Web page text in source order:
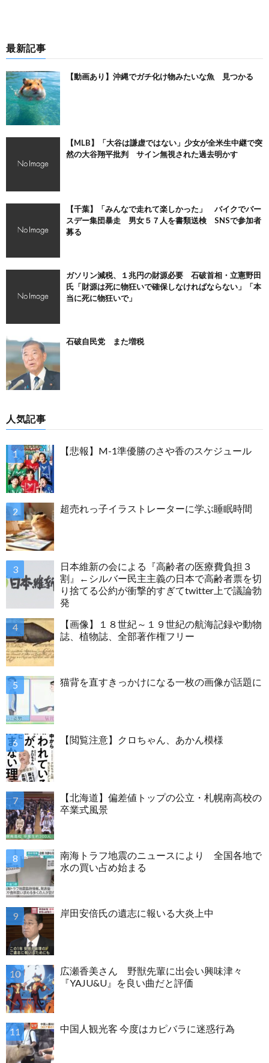
最新記事
【動画あり】沖縄でガチ化け物みたいな魚 見つかる
【MLB】「大谷は謙虚ではない」少女が全米生中継で突
然の大谷翔平批判 サイン無視された過去明かす
【千葉】「みんなで走れて楽しかった」 バイクでバー
スデー集団暴走 男女５７人を書類送検 SNSで参加者
募る
ガソリン減税、１兆円の財源必要 石破首相・立憲野田
氏「財源は死に物狂いで確保しなければならない」「本
当に死に物狂いで」
石破自民党 また増税
人気記事
【悲報】M-1準優勝のさや香のスケジュール
超売れっ子イラストレーターに学ぶ睡眠時間
日本維新の会による『高齢者の医療費負担３
割』←シルバー民主主義の日本で高齢者票を切
り捨てる公約が衝撃的すぎてtwitter上で議論勃
発
【画像】１８世紀～１９世紀の航海記録や動物
誌、植物誌、全部著作権フリー
猫背を直すきっかけになる一枚の画像が話題に
【閲覧注意】クロちゃん、あかん模様
【北海道】偏差値トップの公立・札幌南高校の
卒業式風景
南海トラフ地震のニュースにより 全国各地で
水の買い占め始まる
岸田安倍氏の遺志に報いる大炎上中
広瀬香美さん 野獣先輩に出会い興味津々
『YAJU&U』を良い曲だと評価
中国人観光客 今度はカピバラに迷惑行為